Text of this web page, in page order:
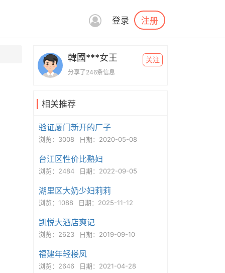
登录 注册
韓國***女王
分享了246条信息
关注
相关推荐
验证厦门新开的厂子
浏览：3008 日期：2020-05-08
台江区性价比熟妇
浏览：2484 日期：2022-09-05
湖里区大奶少妇莉莉
浏览：1088 日期：2025-11-12
凯悦大酒店爽记
浏览：2623 日期：2019-09-10
福建年轻楼凤
浏览：2646 日期：2021-04-28